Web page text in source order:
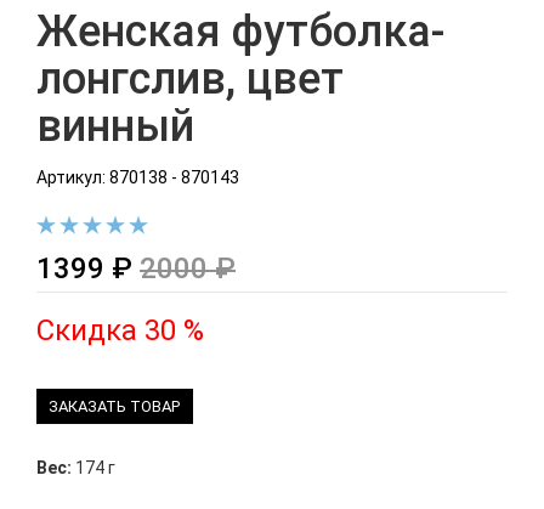
Женская футболка-
лонгслив, цвет
винный
Артикул: 870138 - 870143
1399 ₽ 2000 ₽
Скидка 30 %
ЗАКАЗАТЬ ТОВАР
Вес: 174 г